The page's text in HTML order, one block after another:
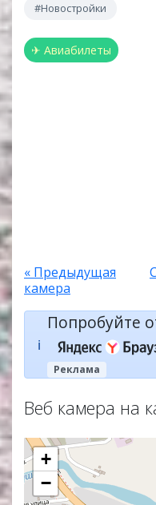
#Новостройки
✈ Авиабилеты
« Предыдущая
камера
ℹ️
Попробуйте
Реклама
Веб камера на
+
−